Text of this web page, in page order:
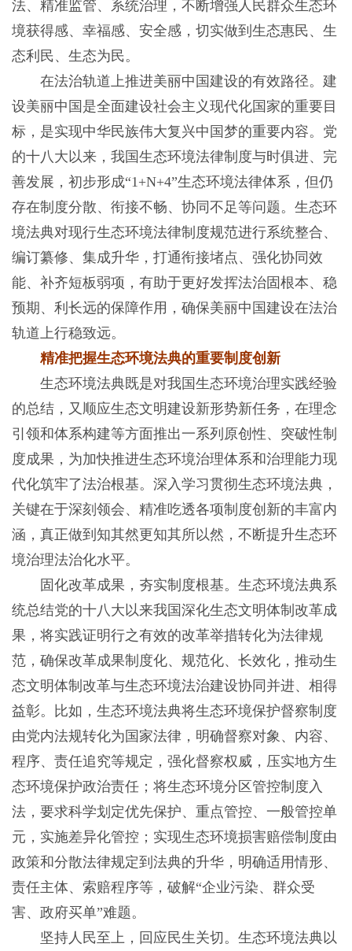
法、精准监管、系统治理，不断增强人民群众生态环
境获得感、幸福感、安全感，切实做到生态惠民、生
态利民、生态为民。
在法治轨道上推进美丽中国建设的有效路径。建
设美丽中国是全面建设社会主义现代化国家的重要目
标，是实现中华民族伟大复兴中国梦的重要内容。党
的十八大以来，我国生态环境法律制度与时俱进、完
善发展，初步形成“1+N+4”生态环境法律体系，但仍
存在制度分散、衔接不畅、协同不足等问题。生态环
境法典对现行生态环境法律制度规范进行系统整合、
编订纂修、集成升华，打通衔接堵点、强化协同效
能、补齐短板弱项，有助于更好发挥法治固根本、稳
预期、利长远的保障作用，确保美丽中国建设在法治
轨道上行稳致远。
精准把握生态环境法典的重要制度创新
生态环境法典既是对我国生态环境治理实践经验
的总结，又顺应生态文明建设新形势新任务，在理念
引领和体系构建等方面推出一系列原创性、突破性制
度成果，为加快推进生态环境治理体系和治理能力现
代化筑牢了法治根基。深入学习贯彻生态环境法典，
关键在于深刻领会、精准吃透各项制度创新的丰富内
涵，真正做到知其然更知其所以然，不断提升生态环
境治理法治化水平。
固化改革成果，夯实制度根基。生态环境法典系
统总结党的十八大以来我国深化生态文明体制改革成
果，将实践证明行之有效的改革举措转化为法律规
范，确保改革成果制度化、规范化、长效化，推动生
态文明体制改革与生态环境法治建设协同并进、相得
益彰。比如，生态环境法典将生态环境保护督察制度
由党内法规转化为国家法律，明确督察对象、内容、
程序、责任追究等规定，强化督察权威，压实地方生
态环境保护政治责任；将生态环境分区管控制度入
法，要求科学划定优先保护、重点管控、一般管控单
元，实施差异化管控；实现生态环境损害赔偿制度由
政策和分散法律规定到法典的升华，明确适用情形、
责任主体、索赔程序等，破解“企业污染、群众受
害、政府买单”难题。
坚持人民至上，回应民生关切。生态环境法典以